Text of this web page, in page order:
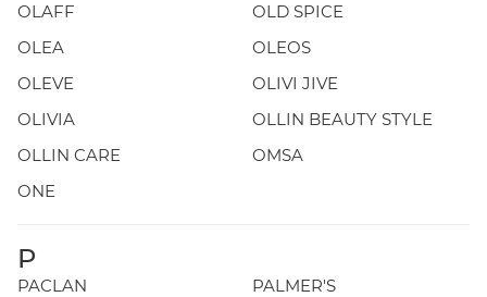
OLAFF
OLD SPICE
OLEA
OLEOS
OLEVE
OLIVI JIVE
OLIVIA
OLLIN BEAUTY STYLE
OLLIN CARE
OMSA
ONE
P
PACLAN
PALMER'S